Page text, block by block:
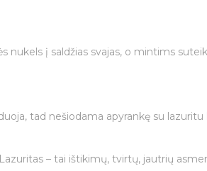
nukels į saldžias svajas, o mintims
tad nešiodama apyrankę su
– tai ištikimų, tvirtų, jautrių